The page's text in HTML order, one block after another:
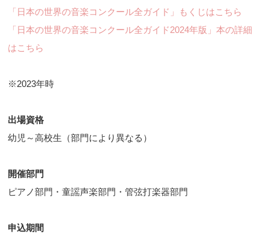
「日本の世界の音楽コンクール全ガイド」もくじはこちら
「日本の世界の音楽コンクール全ガイド2024年版」本の詳細
はこちら
※2023年時
出場資格
幼児～高校生（部門により異なる）
開催部門
ピアノ部門・童謡声楽部門・管弦打楽器部門
申込期間